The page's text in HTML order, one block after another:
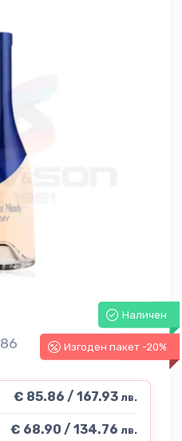
Наличен
-20%
Изгоден пакет -20%
86
€ 85.86 / 167.93 лв.
€ 68.90 / 134.76 лв.